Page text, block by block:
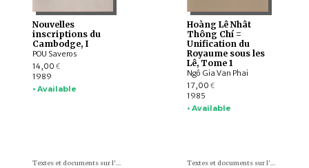
Nouvelles
inscriptions du
Cambodge, I
POU Saveros
14,00 €
1989
• Available
Hoàng Lê Nhât
Thông Chí =
Unification du
Royaume sous les
Lê, Tome 1
Ngô Gia Van Phai
17,00 €
1985
• Available
Textes et documents sur l'Indochine Textes et documents sur l'Indochine